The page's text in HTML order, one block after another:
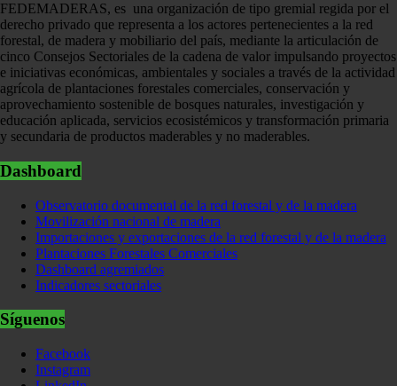
FEDEMADERAS, es una organización de tipo gremial regida por el
derecho privado que representa a los actores pertenecientes a la red
forestal, de madera y mobiliario del país, mediante la articulación de
cinco Consejos Sectoriales de la cadena de valor impulsando proyectos
e iniciativas económicas, ambientales y sociales a través de la actividad
agrícola de plantaciones forestales comerciales, conservación y
aprovechamiento sostenible de bosques naturales, investigación y
educación aplicada, servicios ecosistémicos y transformación primaria
y secundaria de productos maderables y no maderables.
Dashboard
Observatorio documental de la red forestal y de la madera
Movilización nacional de madera
Importaciones y exportaciones de la red forestal y de la madera
Plantaciones Forestales Comerciales
Dashboard agremiados
Indicadores sectoriales
Síguenos
Facebook
Instagram